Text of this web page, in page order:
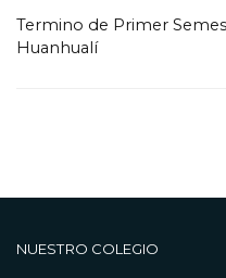
Termino de Primer
Huanhualí
NUESTRO COLEGIO